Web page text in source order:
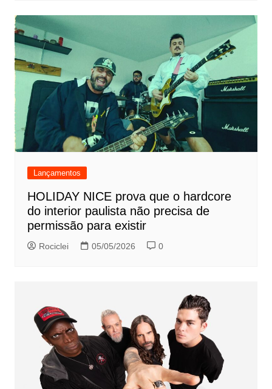
Lançamentos
HOLIDAY NICE prova que o hardcore
do interior paulista não precisa de
permissão para existir
Rociclei 05/05/2026 0